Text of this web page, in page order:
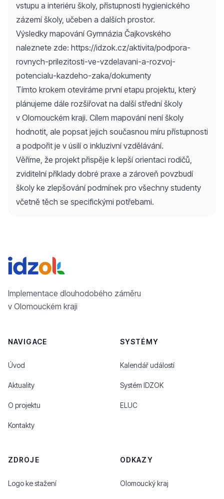
vstupu a interiéru školy, přístupnosti hygienického
zázemí školy, učeben a dalších prostor.
Výsledky mapování Gymnázia Čajkovského
naleznete zde: https://idzok.cz/aktivita/podpora-
rovnych-prilezitosti-ve-vzdelavani-a-rozvoj-
potencialu-kazdeho-zaka/dokumenty
Tímto krokem otevíráme první etapu projektu, který
plánujeme dále rozšiřovat na další střední školy
v Olomouckém kraji. Cílem mapování není školy
hodnotit, ale popsat jejich současnou míru přístupnosti
a podpořit je v úsilí o inkluzivní vzdělávání.
Věříme, že projekt přispěje k lepší orientaci rodičů,
zviditelní příklady dobré praxe a zároveň povzbudí
školy ke zlepšování podmínek pro všechny studenty
včetně těch se specifickými potřebami.
Implementace dlouhodobého záměru
v Olomouckém kraji
NAVIGACE
Úvod
Aktuality
O projektu
Kontakty
SYSTÉMY
Kalendář událostí
Systém IDZOK
ELUC
ZDROJE
Logo ke stažení
ODKAZY
Olomoucký kraj